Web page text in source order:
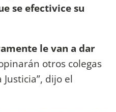
se efectivice su
le van a dar
otros colegas
dijo el